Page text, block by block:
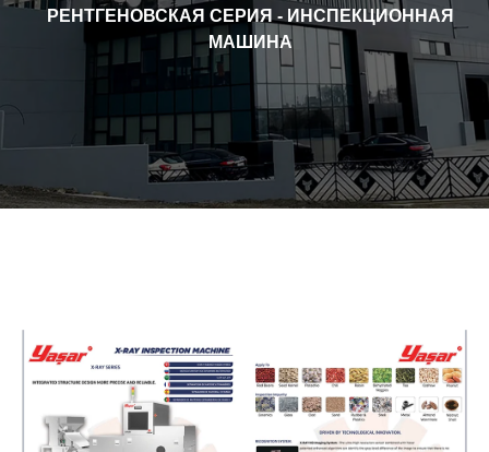
РЕНТГЕНОВСКАЯ СЕРИЯ - ИНСПЕКЦИОННАЯ
МАШИНА